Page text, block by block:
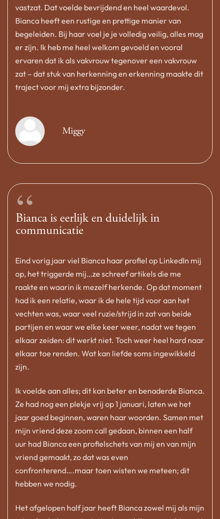
vastzat. Dat voelde bevrijdend en heel waardevol.
Bianca heeft een rustige en prettige manier van
begeleiden. Bij haar voel je je volledig veilig, alles mag
er zijn. Ik heb me heel welkom gevoeld en vooral
ervaren dat ik als vakvrouw tegenover een vakvrouw
zat – dat stuk van herkenning en erkenning maakte dit
traject voor mij extra bijzonder.
Miggy
“
Bianca is eerlijk en duidelijk in
communicatie
Eind vorig jaar viel Bianca haar profiel op LinkedIn mij
op, het triggerde mij…ze schreef artikels die me
raakte en waarin ik mezelf herkende. Op dat moment
had ik een relatie, waar ik de hele tijd voor aan het
vechten was, waar veel ruzie/strijd in zat van beide
partijen en waar we elke keer weer, nadat we tegen
elkaar zeiden: dit werkt niet. Toch weer heel hard naar
elkaar toe renden. Wat kan liefde soms ingewikkeld
zijn.
Ik voelde aan alles; dit kan beter en benaderde Bianca.
Ze had nog een plekje vrij op 1 januari, laten we het
jaar goed beginnen, waren haar woorden. Samen met
mijn vriend deze zoom call gedaan, binnen een half
uur had Bianca een profielschets van mij en van mijn
vriend gemaakt, zo dat was even
confronterend….maar toen wisten we meteen; dit
hebben we nodig.
Het afgelopen half jaar heeft Bianca zowel mij als mijn